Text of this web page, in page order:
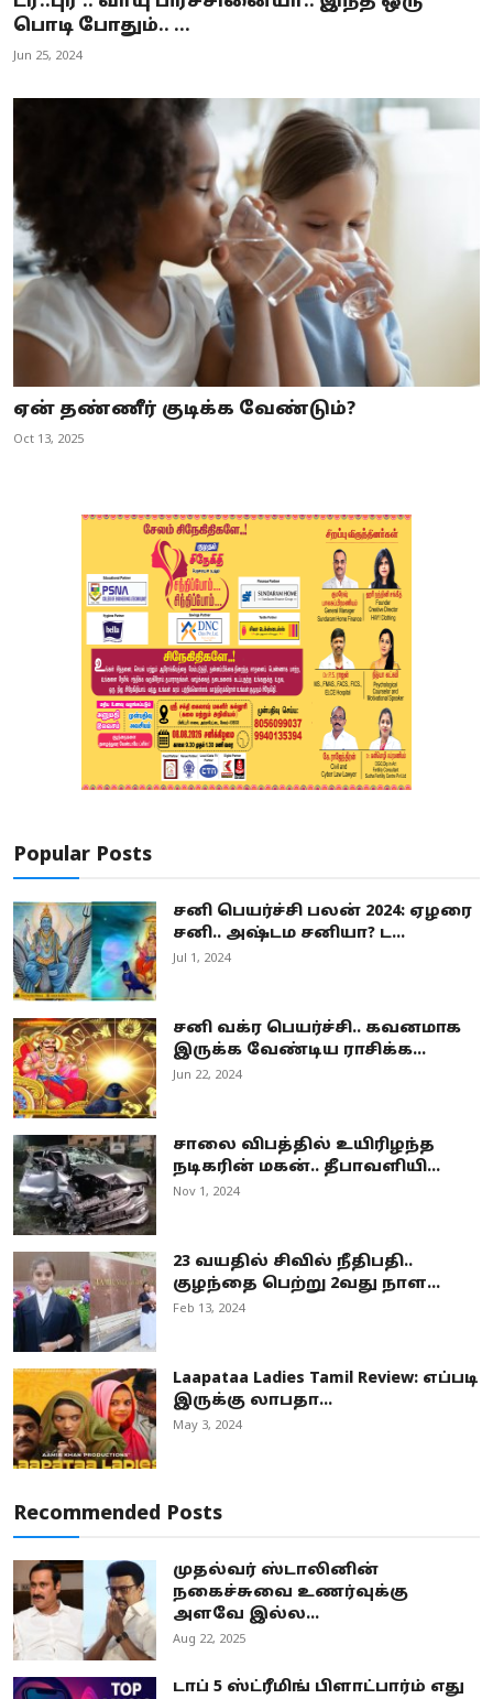
பொடி போதும்.. ...
Jun 25, 2024
ஏன் தண்ணீர் குடிக்க வேண்டும்?
Oct 13, 2025
Popular Posts
சனி பெயர்ச்சி பலன் 2024: ஏழரை
சனி.. அஷ்டம சனியா? ட...
Jul 1, 2024
சனி வக்ர பெயர்ச்சி.. கவனமாக
இருக்க வேண்டிய ராசிக்க...
Jun 22, 2024
சாலை விபத்தில் உயிரிழந்த
நடிகரின் மகன்.. தீபாவளியி...
Nov 1, 2024
23 வயதில் சிவில் நீதிபதி..
குழந்தை பெற்று 2வது நாள...
Feb 13, 2024
Laapataa Ladies Tamil Review: எப்படி
இருக்கு லாபதா...
May 3, 2024
Recommended Posts
முதல்வர் ஸ்டாலினின்
நகைச்சுவை உணர்வுக்கு
அளவே இல்ல...
Aug 22, 2025
டாப் 5 ஸ்ட்ரீமிங் பிளாட்பார்ம் எது